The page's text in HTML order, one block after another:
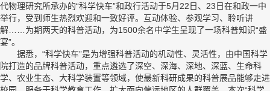
代物理研究所承办的“科学快车”和政行活动于5月22日、23日在和政一中
举行，受到师生热烈欢迎和一致好评。互动体验、参观学习、聆听讲
解……为期两天的科普活动，为1500余名中学生呈现了一场科普知识“盛
宴”。
据悉，“科学快车”是为增强科普活动的机动性、灵活性，由中国科学
院打造的品牌科普活动，重点遴选了深空、深海、深地、深蓝、生命科
学、农业生态、大科学装置等领域，使最新科研成果的科普展品能够走进